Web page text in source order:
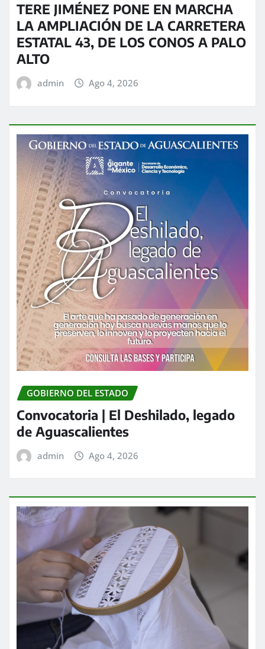
TERE JIMÉNEZ PONE EN MARCHA
LA AMPLIACIÓN DE LA CARRETERA
ESTATAL 43, DE LOS CONOS A PALO
ALTO
admin Ago 4, 2026
GOBIERNO DEL ESTADO
Convocatoria | El Deshilado, legado
de Aguascalientes
admin Ago 4, 2026